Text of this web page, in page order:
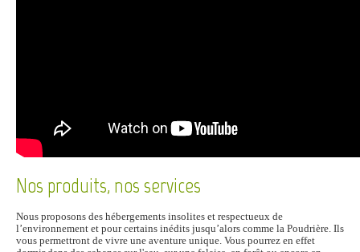
Nos produits, nos services
Nous proposons des hébergements insolites et respectueux de
l’environnement et pour certains inédits jusqu’alors comme la Poudrière. Ils
vous permettront de vivre une aventure unique. Vous pourrez en effet